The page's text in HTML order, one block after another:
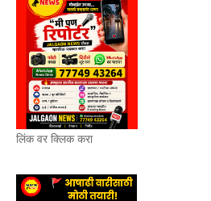
लिंक वर क्लिक करा